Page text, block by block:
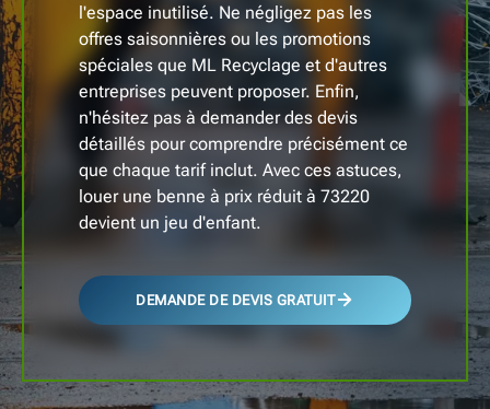
l'espace inutilisé. Ne négligez pas les
offres saisonnières ou les promotions
spéciales que ML Recyclage et d'autres
entreprises peuvent proposer. Enfin,
n'hésitez pas à demander des devis
détaillés pour comprendre précisément ce
que chaque tarif inclut. Avec ces astuces,
louer une benne à prix réduit à 73220
devient un jeu d'enfant.
DEMANDE DE DEVIS GRATUIT